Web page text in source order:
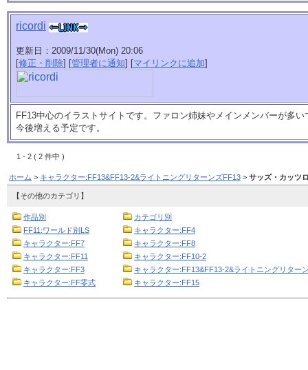
ricordi
更新日：2009/11/30(Mon) 20:06
[修正・削除] [管理者に通知] [マイリンクに追加]
FF13中心のイラストサイトです。ファロン姉妹やメインメンバーが多
今後増える予定です。
1 - 2 ( 2 件中 )
ホーム > キャラクター:FF13&FF13-2&ライトニングリターンズFF13 > サッズ・カッツ
【その他のカテゴリ】
作品別
カテゴリ別
FF11:ワールド別LS
キャラクター:FF4
キャラクター:FF7
キャラクター:FF8
キャラクター:FF11
キャラクター:FF10-2
キャラクター:FF3
キャラクター:FF13&FF13-2&ライトニングリター
キャラクター:FF零式
キャラクター:FF15